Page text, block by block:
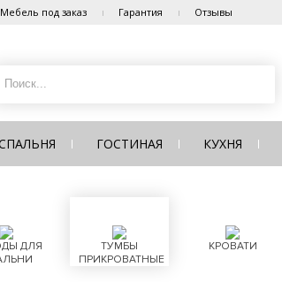
Мебель под заказ Гарантия Отзывы
ГОСТИНАЯ КУХНЯ
ДЛЯ
ТУМБЫ
ПРИКРОВАТНЫЕ
КРОВАТИ